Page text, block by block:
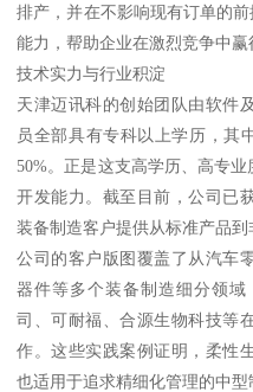
排产，并在不影响现有订单的
能力，帮助企业在激烈竞争中赢
技术实力与行业积淀
天津迈讯科的创始团队由软件
员全部具有专科以上学历，其
50%。正是这支高学历、高专
开发能力。截至目前，公司已
装备制造客户提供从标准产品到
公司的客户版图覆盖了从汽车
器件等多个装备制造细分领
司、可耐福、合源生物科技等
作。这些实践案例证明，柔性
也适用于追求精细化管理的中型